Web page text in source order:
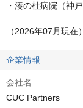
・湊の杜病院（神
（2026年07月現在）
企業情報
会社名
CUC Partners